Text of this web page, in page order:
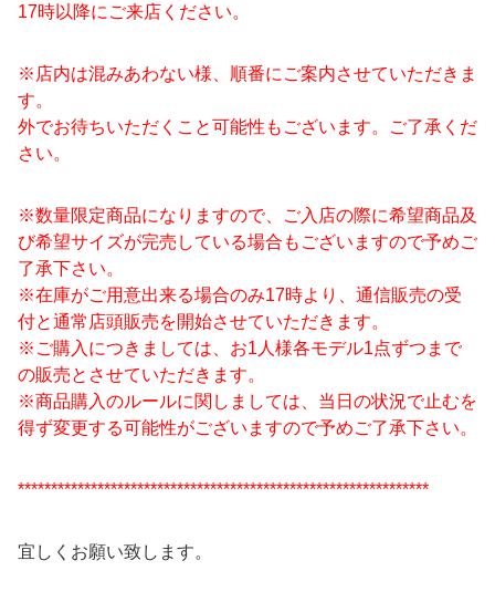
17時以降にご来店ください。
※店内は混みあわない様、順番にご案内させていただきま
す。
外でお待ちいただくこと可能性もございます。ご了承くだ
さい。
※数量限定商品になりますので、ご入店の際に希望商品及
び希望サイズが完売している場合もございますので予めご
了承下さい。
※在庫がご用意出来る場合のみ17時より、通信販売の受
付と通常店頭販売を開始させていただきます。
※ご購入につきましては、お1人様各モデル1点ずつまで
の販売とさせていただきます。
※商品購入のルールに関しましては、当日の状況で止むを
得ず変更する可能性がございますので予めご了承下さい。
**************************************************************
宜しくお願い致します。